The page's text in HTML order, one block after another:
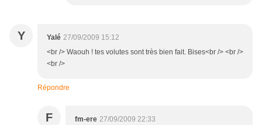
Y Yalé 27/09/2009 15:12
<br /> Waouh ! tes volutes sont très bien fait. Bises<br /> <br />
<br />
Répondre
F fm-ere 27/09/2009 22:33